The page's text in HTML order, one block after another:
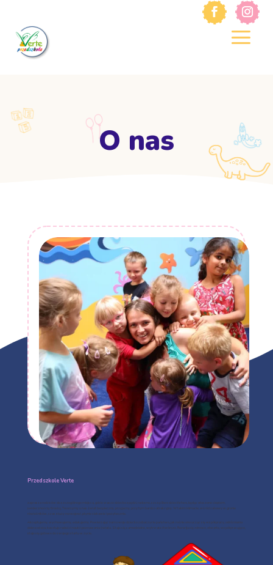
O nas
Przedszkole Verte
zaprasza rodziców do szczególnego miejsca, gdzie wasze dziecko spędzi, radosne, szczęśliwe dzieciństwo, będąc otoczone ciepłem,
serdecznością i troską. Tworzymy u nas świat bezpieczny, przyjazny, przy tym bardzo atrakcyjny. W takim klimacie, wśród zabawy w gronie
rówieśników, czas służy rozwojowi, płynie ciekawie i pożytecznie.
Akceptujemy, wychowujemy, edukujemy. Powierzając nam swoje dziecko zobaczycie państwo, jak rośnie ono ucząc się współpracy, odróżniania
dobra od zła, kosztuje radości nauki i poznawania świata. Staje się samodzielne, wytrwałe i twórcze. Rozwija się zdrowe, otwarte, współpracujące,
staje się gotowe do swojego startu w życie.